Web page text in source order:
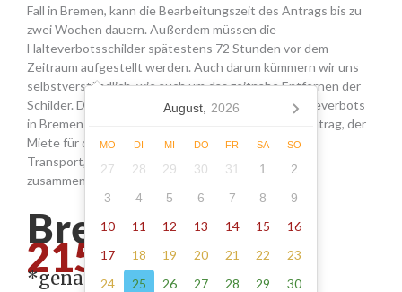
Fall in Bremen, kann die Bearbeitungszeit des Antrags bis zu
zwei Wochen dauern. Außerdem müssen die
Halteverbotsschilder spätestens 72 Stunden vor dem
Zeitraum aufgestellt werden. Auch darum kümmern wir uns
selbstverständlich, wie auch um das zeitnahe Entfernen der
Schilder. Die Kosten für die Beantragung eines Halteverbots
in Bremen setzen sich aus den Gebühren für den Antrag, der
Miete für die Schilder sowie einer Pauschale für den
Transport, das Aufstellen und Abholen der Schilder
zusammen.
Bremen - ab
215.00*
*genaue Adresse erforderlich
August, 2026
MO DI MI DO FR SA SO
27 28 29 30 31 1
2
3
4 5 6 7 8 9
10 11 12 13 14 15
16
17
18 19 20 21 22
23
24
25 26 27 28 29
30